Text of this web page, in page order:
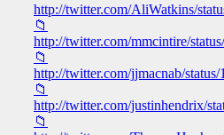
http://twitter.com/AliWatkins/
📁
http://twitter.com/mmcintire/
📁
http://twitter.com/jjmacnab/status/
📁
http://twitter.com/justinhendrix/
📁